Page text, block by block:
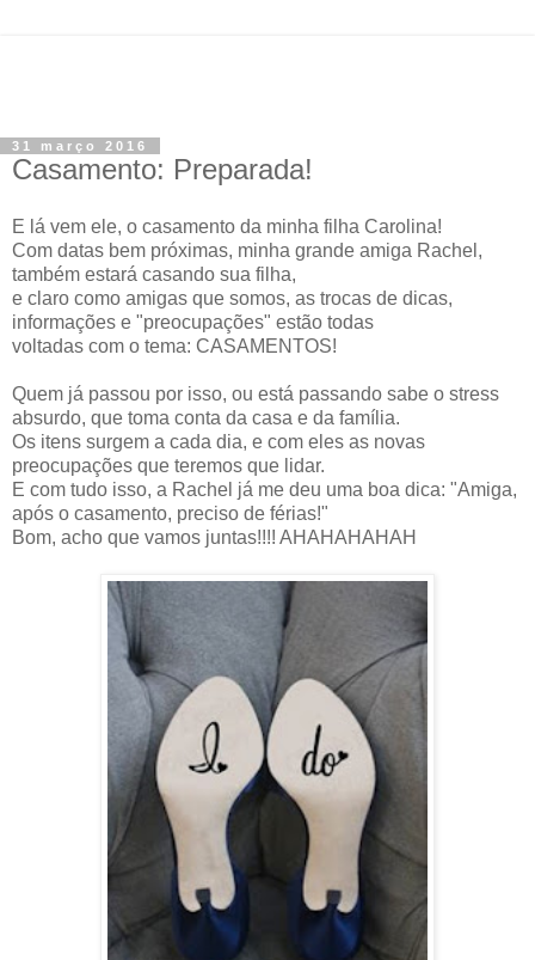
31 março 2016
Casamento: Preparada!
E lá vem ele, o casamento da minha filha Carolina!
Com datas bem próximas, minha grande amiga Rachel,
também estará casando sua filha,
e claro como amigas que somos, as trocas de dicas,
informações e "preocupações" estão todas
voltadas com o tema: CASAMENTOS!
Quem já passou por isso, ou está passando sabe o stress
absurdo, que toma conta da casa e da família.
Os itens surgem a cada dia, e com eles as novas
preocupações que teremos que lidar.
E com tudo isso, a Rachel já me deu uma boa dica: "Amiga,
após o casamento, preciso de férias!"
Bom, acho que vamos juntas!!!! AHAHAHAHAH